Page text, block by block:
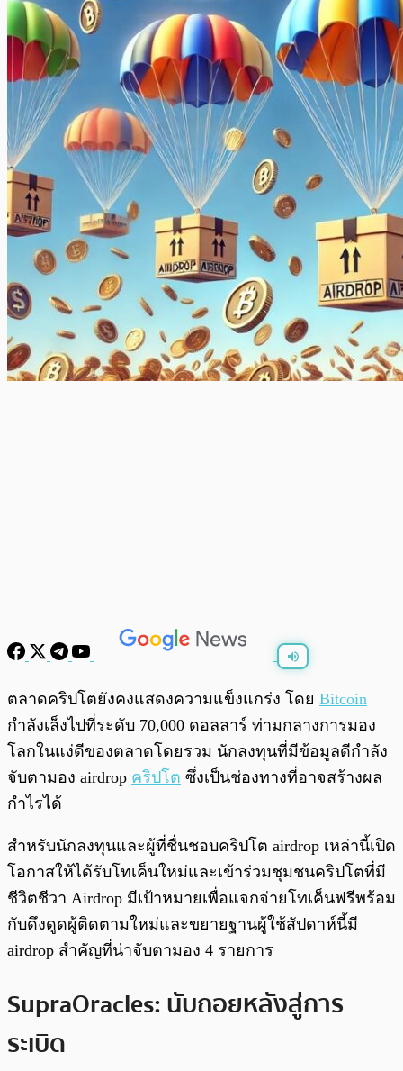
พร้อมเล่น
ตลาดคริปโตยังคงแสดงความแข็งแกร่ง โดย Bitcoin
กำลังเล็งไปที่ระดับ 70,000 ดอลลาร์ ท่ามกลางการมอง
โลกในแง่ดีของตลาดโดยรวม นักลงทุนที่มีข้อมูลดีกำลัง
จับตามอง airdrop คริปโต ซึ่งเป็นช่องทางที่อาจสร้างผล
กำไรได้
สำหรับนักลงทุนและผู้ที่ชื่นชอบคริปโต airdrop เหล่านี้เปิด
โอกาสให้ได้รับโทเค็นใหม่และเข้าร่วมชุมชนคริปโตที่มี
ชีวิตชีวา Airdrop มีเป้าหมายเพื่อแจกจ่ายโทเค็นฟรีพร้อม
กับดึงดูดผู้ติดตามใหม่และขยายฐานผู้ใช้สัปดาห์นี้มี
airdrop สำคัญที่น่าจับตามอง 4 รายการ
SupraOracles: นับถอยหลังสู่การ
ระเบิด